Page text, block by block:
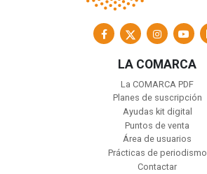
LA COMARCA
La COMARCA PDF
Planes de suscripción
Ayudas kit digital
Puntos de venta
Área de usuarios
Prácticas de periodismo
Contactar